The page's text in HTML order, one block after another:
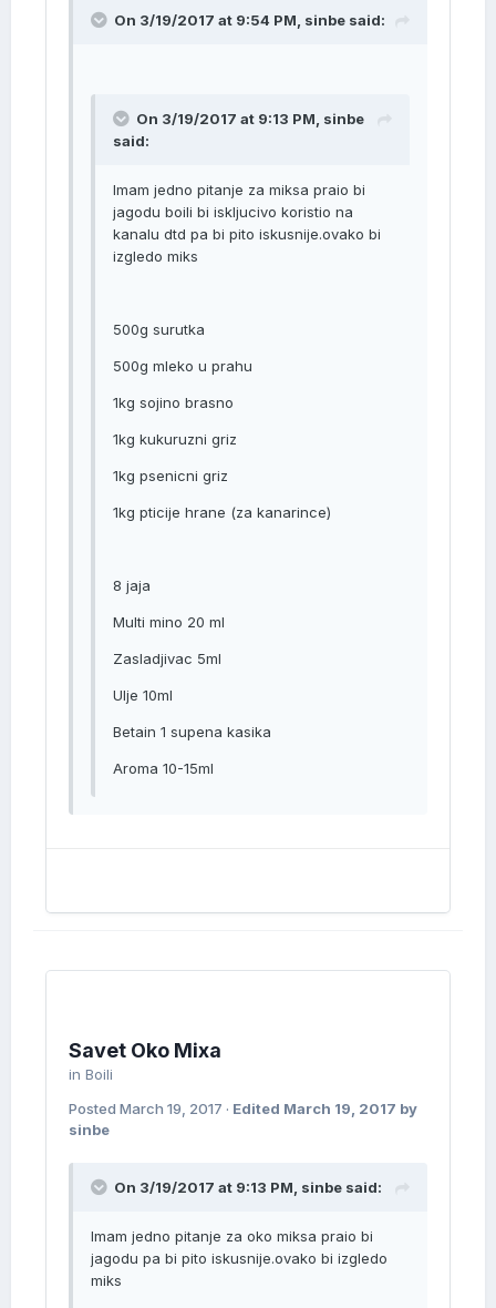
On 3/19/2017 at 9:54 PM, sinbe said:
On 3/19/2017 at 9:13 PM, sinbe
said:
Imam jedno pitanje za miksa praio bi
jagodu boili bi iskljucivo koristio na
kanalu dtd pa bi pito iskusnije.ovako bi
izgledo miks
500g surutka
500g mleko u prahu
1kg sojino brasno
1kg kukuruzni griz
1kg psenicni griz
1kg pticije hrane (za kanarince)
8 jaja
Multi mino 20 ml
Zasladjivac 5ml
Ulje 10ml
Betain 1 supena kasika
Aroma 10-15ml
Savet Oko Mixa
in Boili
Posted March 19, 2017 · Edited March 19, 2017 by
sinbe
On 3/19/2017 at 9:13 PM, sinbe said:
Imam jedno pitanje za oko miksa praio bi
jagodu pa bi pito iskusnije.ovako bi izgledo
miks